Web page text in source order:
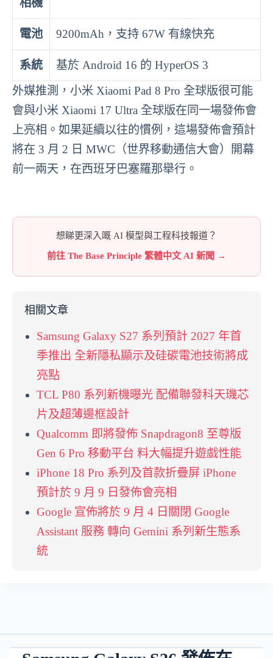
相機
電池 9200mAh，支持 67W 有線快充
系統
基於 Android 16 的 HyperOS 3
外媒推測，小米 Xiaomi Pad 8 Pro 全球版很可能
會與小米 Xiaomi 17 Ultra 全球版在同一場發佈會
上亮相。如果延續以往的慣例，這場發佈會預計
將在 3 月 2 日 MWC（世界移動通信大會）開幕
前一兩天，在西班牙巴塞羅那舉行。
想睇更深入嘅 AI 模型與工程科技報道？
前往 The Base Principle 繁體中文 AI 新聞 →
相關文章
Samsung Galaxy S27 系列預計 2027 年首
季推出 全新隱私顯示及硅碳電池技術將成
亮點
TCL P80 系列新機曝光 配備聯發科天璣芯
片及超薄邊框設計
Qualcomm 即將發佈 Snapdragon8 至尊版
Gen 6 Pro 移動平台 料大幅提升遊戲性能
iPhone 18 Pro 系列及首款折疊屏 iPhone
預計於 9 月 9 日發佈會亮相
Google 宣佈將於 9 月 4 日關閉 Google
Assistant 服務 轉向 Gemini 系列新生態系
統